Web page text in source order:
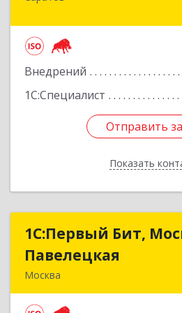
Внедрений
1С:Специалист
Отправить
Показать
Отправить
Назад
1С:Первый Бит,
Павелецкая
Москва
1С:Первый